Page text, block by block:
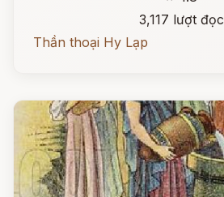
3,117 lượt đọc
Thần thoại Hy Lạp